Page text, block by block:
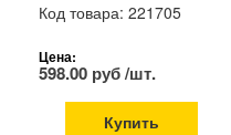
Код товара: 221705
Цена:
598.00 руб /шт.
Купить